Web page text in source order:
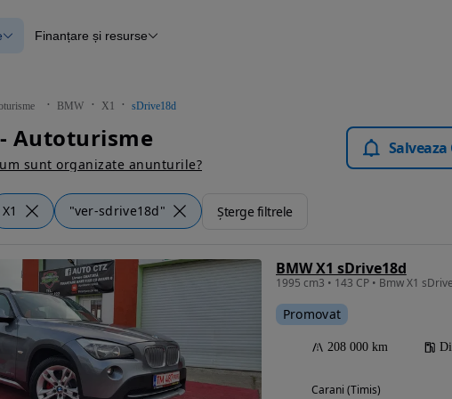
verificate
Blog Autovit.ro
Finanțare și resurse
BMW X1 sDrive18d
- Autoturisme
sunt organizate anunturile?
X1 "ver-sdrive18d" Șterge filtrele
BMW X1 sDrive18d
Promovat
208 000 km
Carani (Timis)